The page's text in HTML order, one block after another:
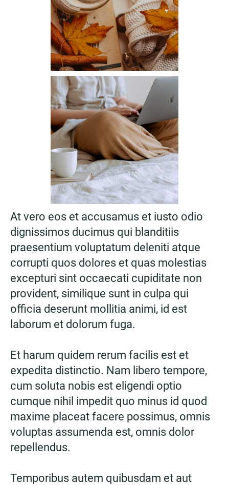
At vero eos et accusamus et iusto odio
dignissimos ducimus qui blanditiis
praesentium voluptatum deleniti atque
corrupti quos dolores et quas molestias
excepturi sint occaecati cupiditate non
provident, similique sunt in culpa qui
officia deserunt mollitia animi, id est
laborum et dolorum fuga.
Et harum quidem rerum facilis est et
expedita distinctio. Nam libero tempore,
cum soluta nobis est eligendi optio
cumque nihil impedit quo minus id quod
maxime placeat facere possimus, omnis
voluptas assumenda est, omnis dolor
repellendus.
Temporibus autem quibusdam et aut